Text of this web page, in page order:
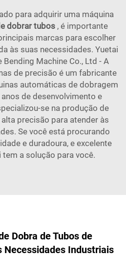
para adquirir uma máquina
dobrar tubos , é importante
marcas para escolher
às suas necessidades. Yuetai
Machine Co., Ltd - A
de precisão é um fabricante
automáticas de dobragem
de desenvolvimento e
se na produção de
precisão para atender às
Se você está procurando
e duradoura, e excelente
tem a solução para você.
Dobra de Tubos de
Necessidades Industriais